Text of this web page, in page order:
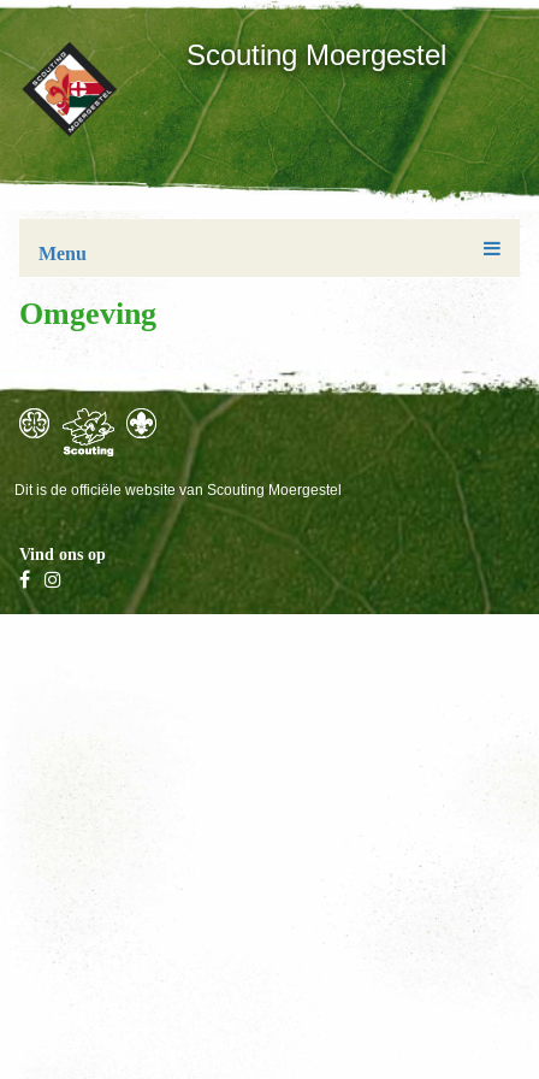
Scouting Moergestel
Menu
Omgeving
Dit is de officiële website van Scouting Moergestel
Vind ons op